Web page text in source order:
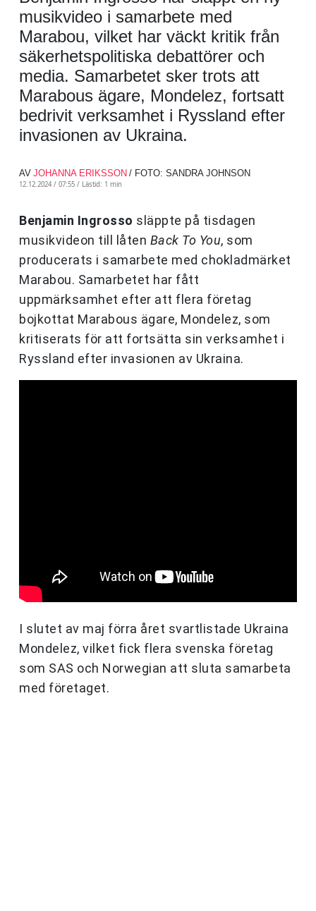
musikvideo i samarbete med
Marabou, vilket har väckt kritik från
säkerhetspolitiska debattörer och
media. Samarbetet sker trots att
Marabous ägare, Mondelez, fortsatt
bedrivit verksamhet i Ryssland efter
invasionen av Ukraina.
AV JOHANNA ERIKSSON / FOTO: SANDRA JOHNSON
12.12.2024 / 07:55 / Lästid: 1 min
Benjamin Ingrosso släppte på tisdagen
musikvideon till låten Back To You, som
producerats i samarbete med chokladmärket
Marabou. Samarbetet har fått
uppmärksamhet efter att flera företag
bojkottat Marabous ägare, Mondelez, som
kritiserats för att fortsätta sin verksamhet i
Ryssland efter invasionen av Ukraina.
I slutet av maj förra året svartlistade Ukraina
Mondelez, vilket fick flera svenska företag
som SAS och Norwegian att sluta samarbeta
med företaget.